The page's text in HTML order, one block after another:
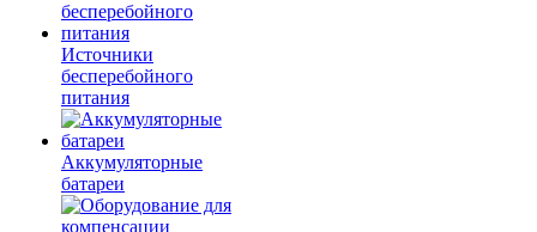
Источники
бесперебойного
питания
Аккумуляторные
батареи